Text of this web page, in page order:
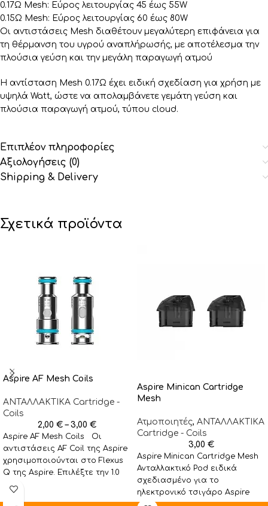
0.17Ω Mesh: Εύρος λειτουργίας 45 έως 55W
0.15Ω Mesh: Εύρος λειτουργίας 60 έως 80W
Οι αντιστάσεις Mesh διαθέτουν μεγαλύτερη επιφάνεια για
τη θέρμανση του υγρού αναπλήρωσής, με αποτέλεσμα την
πλούσια γεύση και την μεγάλη παραγωγή ατμού
Η αντίσταση Mesh 0.17Ω έχει ειδική σχεδίαση για χρήση με
υψηλά Watt, ώστε να απολαμβάνετε γεμάτη γεύση και
πλούσια παραγωγή ατμού, τύπου cloud.
Επιπλέον πληροφορίες
Αξιολογήσεις (0)
Shipping & Delivery
Σχετικά προϊόντα
Aspire AF Mesh Coils
ΑΝΤΑΛΛΑΚΤΙΚA Cartridge -
Coils
2,00 € – 3,00 €
Aspire AF Mesh Coils Οι
αντιστάσεις AF Coil της Aspire
χρησιμοποιούνται στο Flexus
Q της Aspire. Επιλέξτε την 1.0
Aspire Minican Cartridge
Mesh
Ατμοποιητές, ΑΝΤΑΛΛΑΚΤΙΚA
Cartridge - Coils
3,00 €
Aspire Minican Cartridge Mesh
Ανταλλακτικό Pod ειδικά
σχεδιασμένο για το
ηλεκτρονικό τσιγάρο Aspire
Minican χωρητικότητας 2ml και